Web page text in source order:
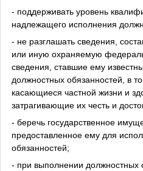
- поддерживать уровень
надлежащего исполнения
- не разглашать сведения,
или иную охраняемую
сведения, ставшие ему
должностных обязанностей, в
касающиеся частной жизни и
затрагивающие их честь и
- беречь государственное
предоставленное ему для
обязанностей;
- при выполнении должностных